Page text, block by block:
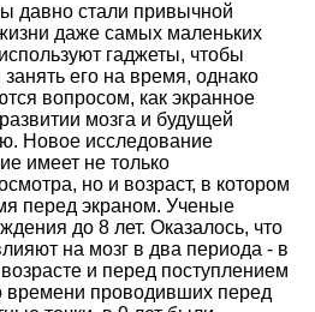
давно стали привычной
даже самых маленьких
гаджеты, чтобы
его на время, однако
вопросом, как экранное
мозга и будущей
Новое исследование
имеет не только
но и возраст, в котором
перед экраном. Ученые
до 8 лет. Оказалось, что
на мозг в два периода - в
и перед поступлением
времени проводивших перед